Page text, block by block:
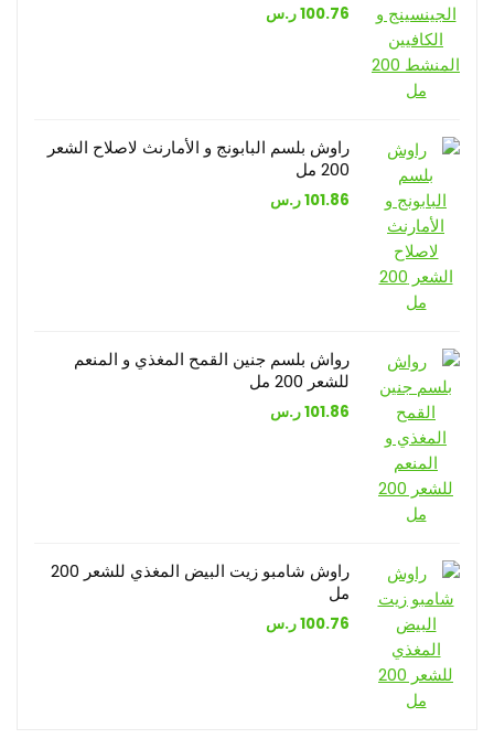
100.76ر.س
راوش بلسم البابونج و الأمارنث لاصلاح الشعر
200 مل
101.86ر.س
رواش بلسم جنين القمح المغذي و المنعم
للشعر 200 مل
101.86ر.س
راوش شامبو زيت البيض المغذي للشعر 200
مل
100.76ر.س